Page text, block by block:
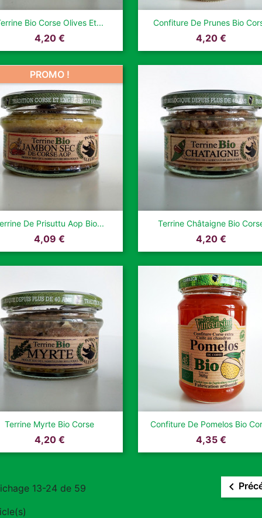
Bio Corse Olives Et...
Prix
4,20 €
 Aperçu rapide Confiture De Prunes Bio
Prix
4,20 €
Aperçu rapide
De Prisuttu Aop Bio...
Prix
4,09 €
PROMO !
 Aperçu rapide Terrine Châtaigne Bio
Prix
4,20 €
 Aperçu rapide
Terrine Myrte Bio Corse
Prix
4,20 €
Aperçu rapide Confiture De Pomelos Bio
Prix
4,35 €
Aperçu rapide
13-24 de 59
